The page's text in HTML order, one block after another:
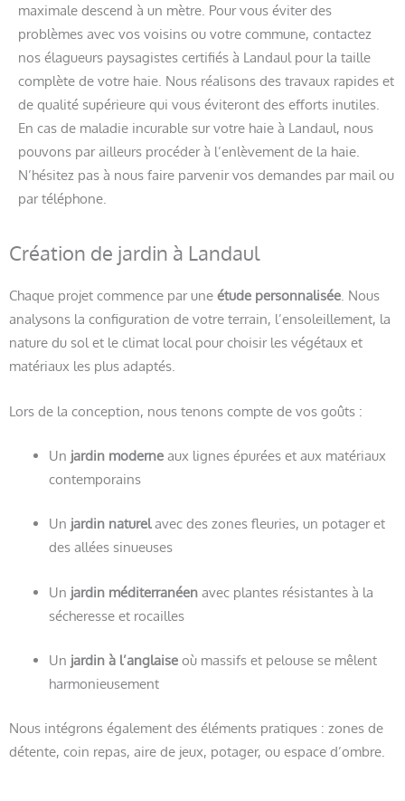
maximale descend à un mètre. Pour vous éviter des
problèmes avec vos voisins ou votre commune, contactez
nos élagueurs paysagistes certifiés à Landaul pour la taille
complète de votre haie. Nous réalisons des travaux rapides et
de qualité supérieure qui vous éviteront des efforts inutiles.
En cas de maladie incurable sur votre haie à Landaul, nous
pouvons par ailleurs procéder à l’enlèvement de la haie.
N’hésitez pas à nous faire parvenir vos demandes par mail ou
par téléphone.
Création de jardin à Landaul
Chaque projet commence par une étude personnalisée . Nous
analysons la configuration de votre terrain, l’ensoleillement, la
nature du sol et le climat local pour choisir les végétaux et
matériaux les plus adaptés.
Lors de la conception, nous tenons compte de vos goûts :
Un jardin moderneaux lignes épurées et aux matériaux
contemporains
Un jardin naturelavec des zones fleuries, un potager et
des allées sinueuses
Un jardin méditerranéenavec plantes résistantes à la
sécheresse et rocailles
Un jardin à l’anglaiseoù massifs et pelouse se mêlent
harmonieusement
Nous intégrons également des éléments pratiques : zones de
détente, coin repas, aire de jeux, potager, ou espace d’ombre.